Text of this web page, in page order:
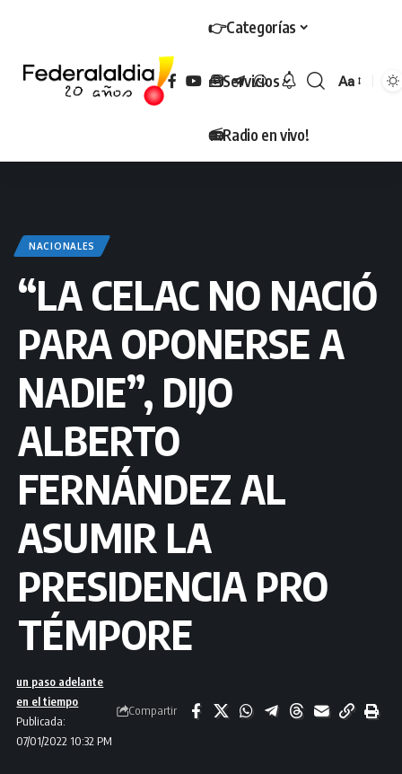
👉Categorías
🧰Servicios
📻Radio en vivo!
Tamaño
Aa
NACIONALES
“LA CELAC NO NACIÓ
PARA OPONERSE A
NADIE”, DIJO
ALBERTO
FERNÁNDEZ AL
ASUMIR LA
PRESIDENCIA PRO
TÉMPORE
Publicada:
07/01/2022 10:32 PM
un paso adelante
en el tiempo
Compartir